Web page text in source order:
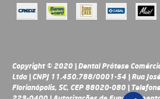
Copyright © 2020 | Dental Prótese
Ltda | CNPJ 11.450.788/0001-54 | Rua
Florianópolis, SC, CEP 88020-080 |